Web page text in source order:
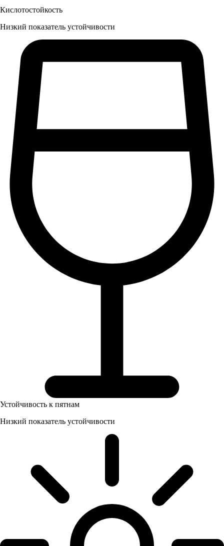
Кислотостойкость
Низкий показатель устойчивости
Устойчивость к пятнам
Низкий показатель устойчивости